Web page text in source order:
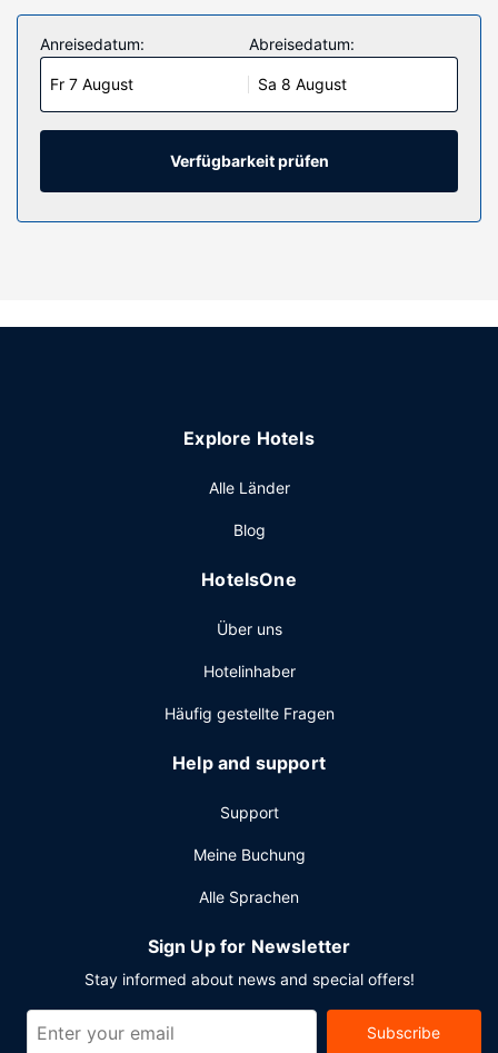
Anreisedatum:
Fr 7 August
Abreisedatum:
Sa 8 August
Verfügbarkeit prüfen
Explore Hotels
Alle Länder
Blog
HotelsOne
Über uns
Hotelinhaber
Häufig gestellte Fragen
Help and support
Support
Meine Buchung
Alle Sprachen
Sign Up for Newsletter
Stay informed about news and special offers!
Subscribe